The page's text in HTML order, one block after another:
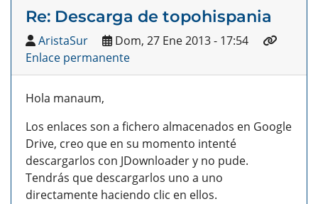
Re: Descarga de topohispania
AristaSur
Dom, 27 Ene 2013 - 17:54
Enlace permanente
Hola manaum,
Los enlaces son a fichero almacenados en Google
Drive, creo que en su momento intenté
descargarlos con JDownloader y no pude.
Tendrás que descargarlos uno a uno
directamente haciendo clic en ellos.